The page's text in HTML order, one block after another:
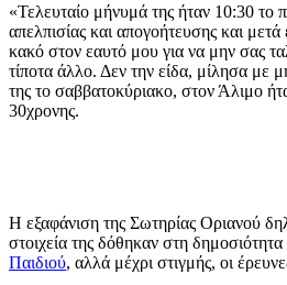
«Τελευταίο μήνυμά της ήταν 10:30 το
απελπισίας και απογοήτευσης και
κακό στον εαυτό μου για να μην σας
τίποτα άλλο. Δεν την είδα, μίλησα με
της το σαββατοκύριακο, στον Άλιμο
30χρονης.
Η εξαφάνιση της Σωτηρίας Οριανού
στοιχεία της δόθηκαν στη
Παιδιού, αλλά μέχρι στιγμής, οι